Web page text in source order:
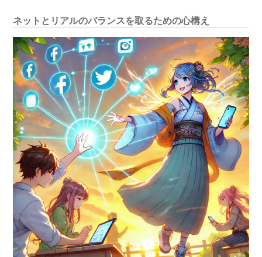
ネットとリアルのバランスを取るための心構え